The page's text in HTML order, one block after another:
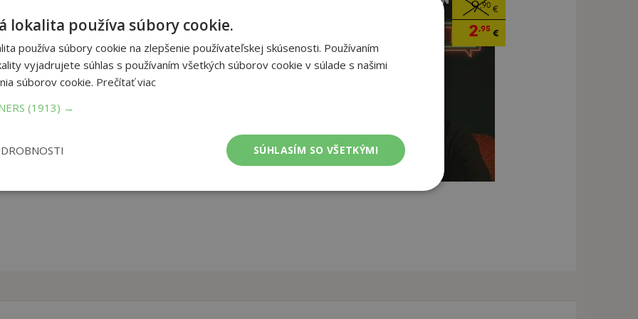
stáva nástrojom vyjadrenia. Počuli sme to už stokrát. Pred
do Únie za obete vstúpenia, obete komunizmu a fašizmu –
udalosťou dejín. Zbierka esejí a textov, ktoré mal
Pevná bez přebalu matná
9,90€
2,95€
lokalita používa súbory cookie.
používa súbory cookie na zlepšenie používateľskej skúsenosti. Používaním
vyjadrujete súhlas s používaním všetkých súborov cookie v súlade s našimi
súborov cookie. Prečítať viac
(1913) →
SÚHLASÍM SO VŠETKÝMI